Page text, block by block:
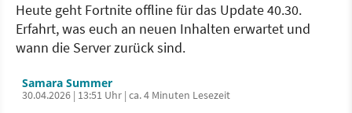
Heute geht Fortnite offline für das Update 40.30.
Erfahrt, was euch an neuen Inhalten erwartet und
wann die Server zurück sind.
Samara Summer
30.04.2026 | 13:51 Uhr | ca. 4 Minuten Lesezeit